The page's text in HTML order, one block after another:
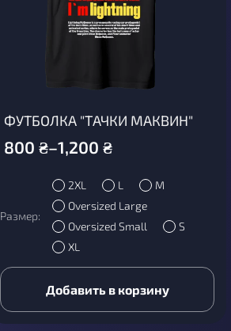
ФУТБОЛКА "ТАЧКИ МАКВИН"
800 ₴–1,200 ₴
Размер:
2XL L
M
Oversized Large
Oversized Small
S
XL
Добавить в корзину